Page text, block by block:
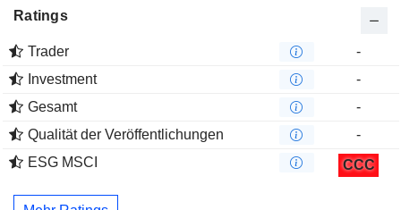
Ratings
Trader
-
Investment
-
Gesamt
-
Qualität der Veröffentlichungen
-
ESG MSCI
CCC